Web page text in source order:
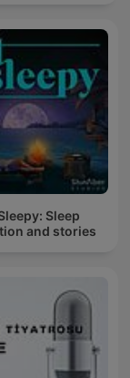
Sleep
and stories